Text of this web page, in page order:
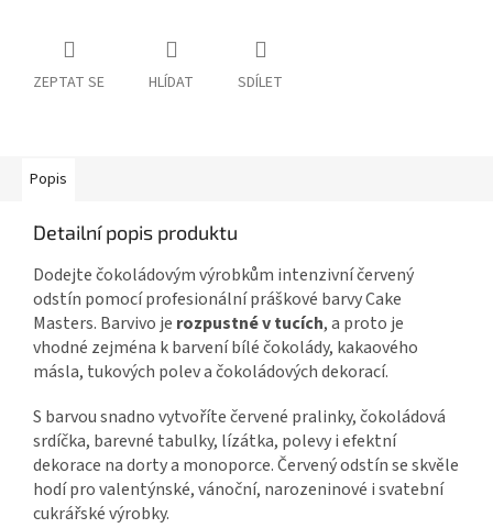
ZEPTAT SE HLÍDAT SDÍLET
Popis
Detailní popis produktu
Dodejte čokoládovým výrobkům intenzivní červený
odstín pomocí profesionální práškové barvy Cake
Masters. Barvivo je rozpustné v tucích, a proto je
vhodné zejména k barvení bílé čokolády, kakaového
másla, tukových polev a čokoládových dekorací.
S barvou snadno vytvoříte červené pralinky, čokoládová
srdíčka, barevné tabulky, lízátka, polevy i efektní
dekorace na dorty a monoporce. Červený odstín se skvěle
hodí pro valentýnské, vánoční, narozeninové i svatební
cukrářské výrobky.